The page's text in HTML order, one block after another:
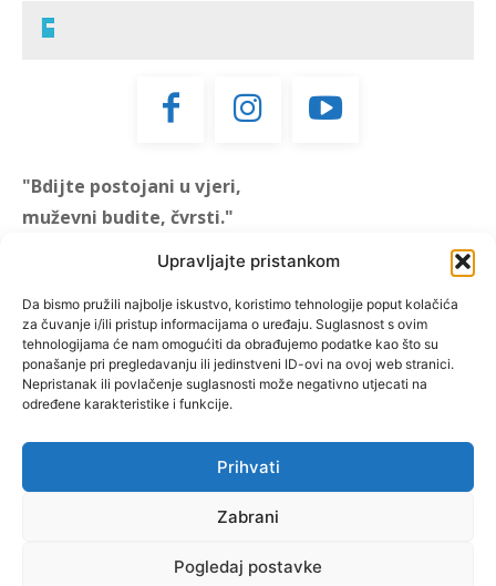
Upravljajte pristankom
Da bismo pružili najbolje iskustvo, koristimo tehnologije poput kolačića
za čuvanje i/ili pristup informacijama o uređaju. Suglasnost s ovim
tehnologijama će nam omogućiti da obrađujemo podatke kao što su
ponašanje pri pregledavanju ili jedinstveni ID-ovi na ovoj web stranici.
Nepristanak ili povlačenje suglasnosti može negativno utjecati na
određene karakteristike i funkcije.
Prihvati
Zabrani
Pogledaj postavke
"Bdijte postojani u vjeri,
muževni budite, čvrsti."
"Muževni budite" prvi je
hrvatski portal za katoličke
muškarce koji pokušava
reafirmirati u današnje
vrijeme itekako narušen
biblijski koncept muževnosti,
koji pokušavamo osvijetliti iz
više aspekata, prigodnih
rubrika i poticajnih inicijativa.